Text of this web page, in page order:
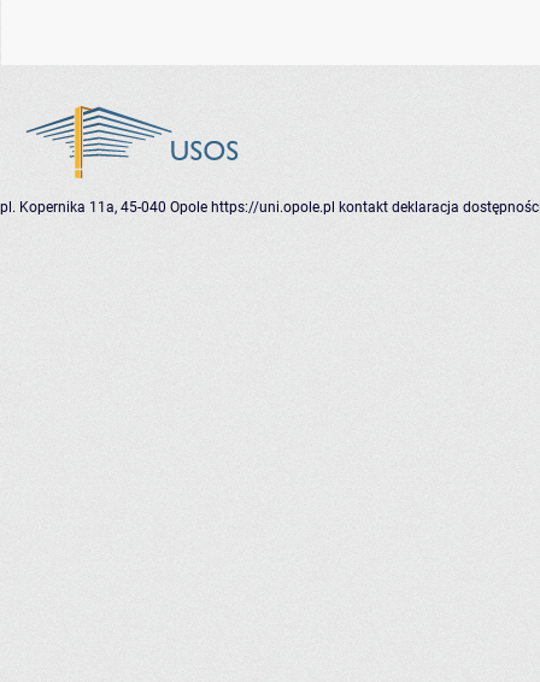
pl. Kopernika 11a, 45-040 Opole https://uni.opole.pl kontakt deklaracja